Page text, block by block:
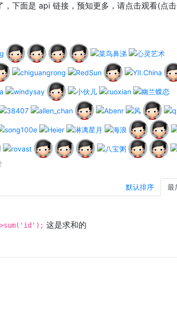
下面是 api 链接，预知更多，请点击观看(点
默认排序 最
这是求和的